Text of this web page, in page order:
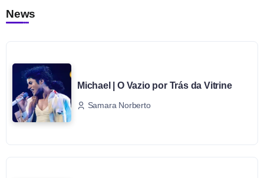
News
Michael | O Vazio por Trás da Vitrine
Samara Norberto